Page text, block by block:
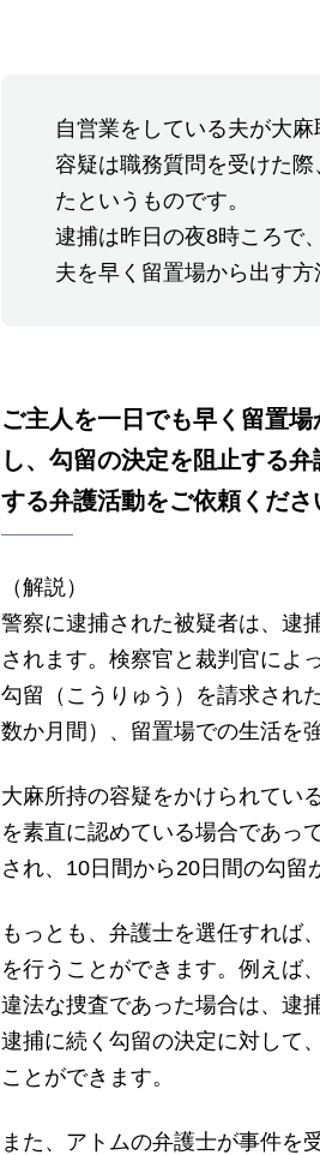
自営業をしている夫が大
容疑は職務質問を受けた
たというものです。
逮捕は昨日の夜8時ころで
夫を早く留置場から出す方
ご主人を一日でも早く留置
し、勾留の決定を阻止する
する弁護活動をご依頼くださ
（解説）
警察に逮捕された被疑者は、逮
されます。検察官と裁判官によ
勾留（こうりゅう）を請求され
数か月間）、留置場での生活を
大麻所持の容疑をかけられてい
を素直に認めている場合であっ
され、10日間から20日間の勾留
もっとも、弁護士を選任すれば
を行うことができます。例えば
違法な捜査であった場合は、逮
逮捕に続く勾留の決定に対して
ことができます。
また、アトムの弁護士が事件を